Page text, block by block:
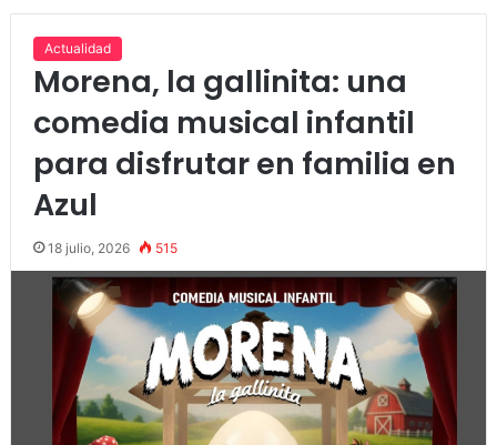
Actualidad
Morena, la gallinita: una
comedia musical infantil
para disfrutar en familia en
Azul
18 julio, 2026 515